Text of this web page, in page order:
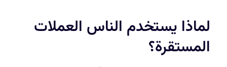
لماذا يستخدم الناس العملات
المستقرة؟